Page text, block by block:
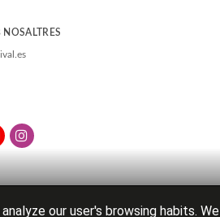
our user's browsing habits. We